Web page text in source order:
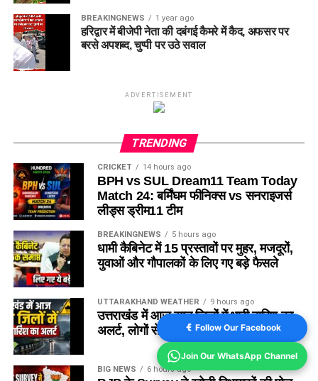
BREAKINGNEWS 1 year ago
हरिद्वार में बीजेपी नेता की दबंगई कैमरे में कैद, अफसर पर
बरसे अपशब्द, चुप्पी पर उठे सवाल
ADVERTISEMENT
TRENDING
CRICKET 14 hours ago
BPH vs SUL Dream11 Team Today
Match 24: बर्मिंघम फीनिक्स vs सनराइजर्स
लीड्स ड्रीम11 टीम
BREAKINGNEWS 5 hours ago
धामी कैबिनेट में 15 प्रस्तावों पर मुहर, मजदूरों,
युवाओं और गौपालकों के लिए गए बड़े फैसले
UTTARAKHAND WEATHER 9 hours ago
उत्तराखंड में आज सात जिलों में भारी बारिश का
अलर्ट, लोगों से सावधानी बरतने की अपील
BIG NEWS 6 hours ago
Follow Our Facebook
Join Our WhatsApp Channel